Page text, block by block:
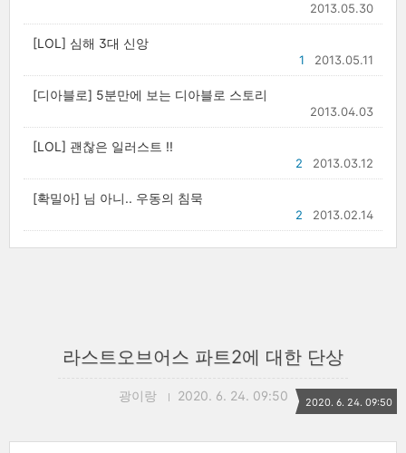
2013.05.30
[LOL] 심해 3대 신앙
2013.05.11
1
[디아블로] 5분만에 보는 디아블로 스토리
2013.04.03
[LOL] 괜찮은 일러스트 !!
2013.03.12
2
[확밀아] 님 아니.. 우동의 침묵
2013.02.14
2
라스트오브어스 파트2에 대한 단상
광이랑 2020. 6. 24. 09:50 2020. 6. 24. 09:50